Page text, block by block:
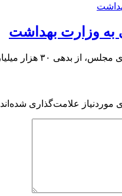
به مراکز درمانی وزارت بهداشت خبر داد.
علامت‌گذاری شده‌اند